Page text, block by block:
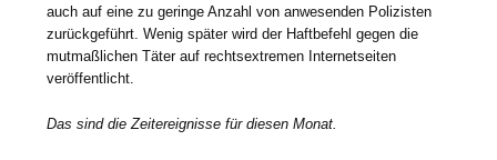
auch auf eine zu geringe Anzahl von anwesenden Polizisten
zurückgeführt. Wenig später wird der Haftbefehl gegen die
mutmaßlichen Täter auf rechtsextremen Internetseiten
veröffentlicht.
Das sind die Zeitereignisse für diesen Monat.